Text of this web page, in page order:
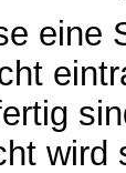
eine